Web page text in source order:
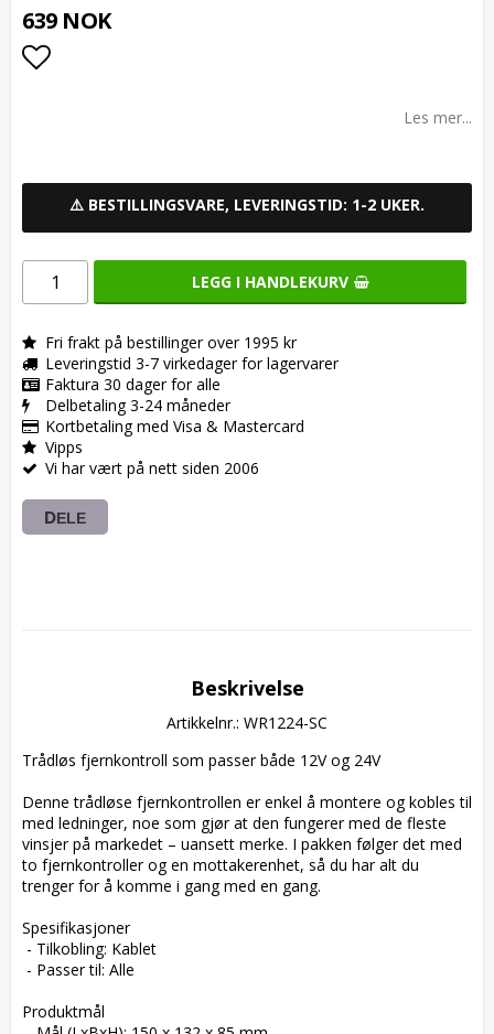
639 NOK
Les mer...
⚠️ BESTILLINGSVARE, LEVERINGSTID: 1-2 UKER.
LEGG I HANDLEKURV
Fri frakt på bestillinger over 1995 kr
Leveringstid 3-7 virkedager for lagervarer
Faktura 30 dager for alle
Delbetaling 3-24 måneder
Kortbetaling med Visa & Mastercard
Vipps
Vi har vært på nett siden 2006
DELE
Beskrivelse
Artikkelnr.: WR1224-SC
Trådløs fjernkontroll som passer både 12V og 24V
Denne trådløse fjernkontrollen er enkel å montere og kobles til
med ledninger, noe som gjør at den fungerer med de fleste
vinsjer på markedet – uansett merke. I pakken følger det med
to fjernkontroller og en mottakerenhet, så du har alt du
trenger for å komme i gang med en gang.
Spesifikasjoner
Produktmål